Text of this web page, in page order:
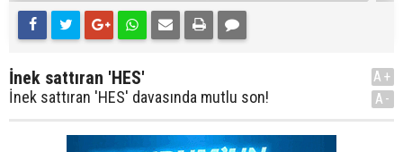
İnek sattıran 'HES'
İnek sattıran 'HES' davasında mutlu son!
A+
A-